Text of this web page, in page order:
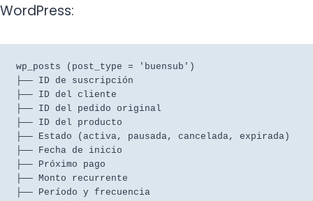
WordPress:
wp_posts (post_type = 'buensub')
├── ID de suscripción
├── ID del cliente
├── ID del pedido original
├── ID del producto
├── Estado (activa, pausada, cancelada, expirada)
├── Fecha de inicio
├── Próximo pago
├── Monto recurrente
├── Período y frecuencia